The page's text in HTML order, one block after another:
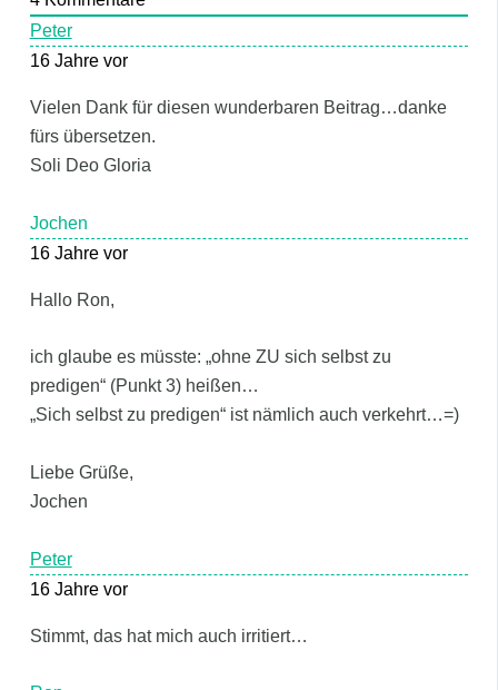
Peter
16 Jahre vor
Vielen Dank für diesen wunderbaren Beitrag…danke
fürs übersetzen.
Soli Deo Gloria
Jochen
16 Jahre vor
Hallo Ron,
ich glaube es müsste: „ohne ZU sich selbst zu
predigen“ (Punkt 3) heißen…
„Sich selbst zu predigen“ ist nämlich auch verkehrt…=)
Liebe Grüße,
Jochen
Peter
16 Jahre vor
Stimmt, das hat mich auch irritiert…